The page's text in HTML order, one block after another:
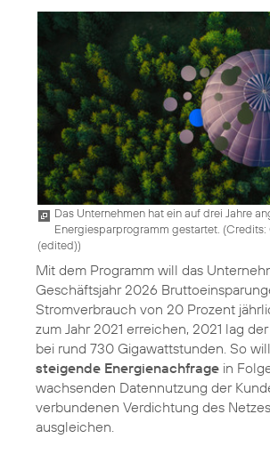
Das Unternehmen hat ein auf drei Jahre
Energiesparprogramm gestartet. (Credits:
(edited))
Mit dem Programm will das
Geschäftsjahr 2026
Stromverbrauch von 20 Prozent
zum Jahr 2021 erreichen, 2021 lag
bei rund 730 Gigawattstunden. So
steigende Energienachfrage in
wachsenden Datennutzung der
verbundenen Verdichtung des
ausgleichen.